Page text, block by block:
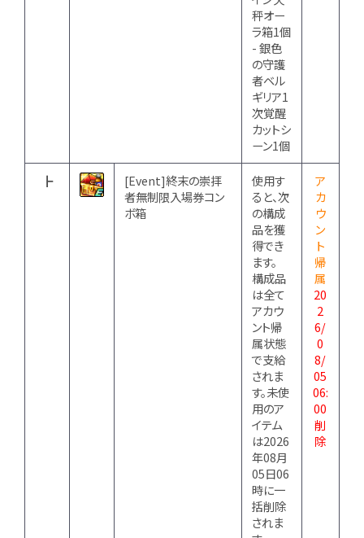
秤オー
ラ箱1個
- 銀色
の守護
者ベル
ギリア1
次覚醒
カットシ
ーン1個
┣
[Event]終末の崇拝
者無制限入場券コン
ボ箱
使用す
ると、次
の構成
品を獲
得でき
ます。
構成品
は全て
アカウ
ント帰
属状態
で支給
されま
す。未使
用のア
イテム
は2026
年08月
05日06
時に一
括削除
されま
ア
カ
ウ
ン
ト
帰
属
20
2
6/
0
8/
05
06:
00
削
除